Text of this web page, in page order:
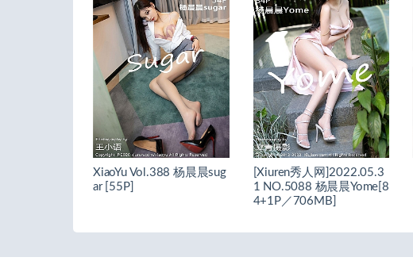
XiaoYu Vol.388 杨晨晨sug
ar [55P]
[Xiuren秀人网]2022.05.3
1 NO.5088 杨晨晨Yome[8
4+1P／706MB]